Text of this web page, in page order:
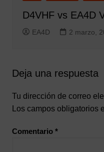
D4VHF vs EA4D
EA4D 2 marzo,
Deja una respuesta
Tu dirección de correo
Los campos obligatorios
Comentario *